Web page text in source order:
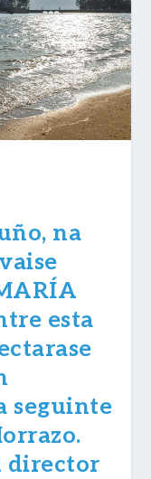
na
esta
seguinte
director